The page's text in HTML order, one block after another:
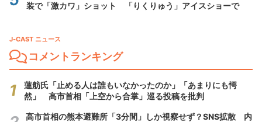
装で「激カワ」ショット 「りくりゅう」アイスショーで
J-CAST ニュース
コメントランキング
蓮舫氏「止める人は誰もいなかったのか」「あまりにも愕
然」 高市首相「上空から合掌」巡る投稿を批判
高市首相の熊本避難所「3分間」しか視察せず？SNS拡散 内